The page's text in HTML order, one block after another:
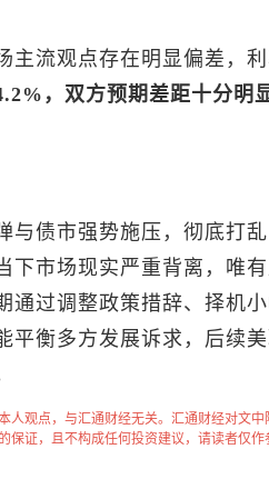
主流观点存在明显偏差，利
，双方预期差距十分明显
与债市强势施压，彻底打
下市场现实严重背离，唯
通过调整政策措辞、择机
平衡多方发展诉求，后续
人观点，与汇通财经无关。汇通财经对文
保证，且不构成任何投资建议，请读者仅作